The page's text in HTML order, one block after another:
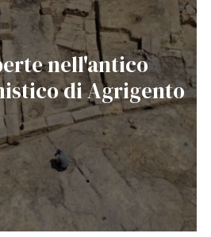
nell'antico
di Agrigento